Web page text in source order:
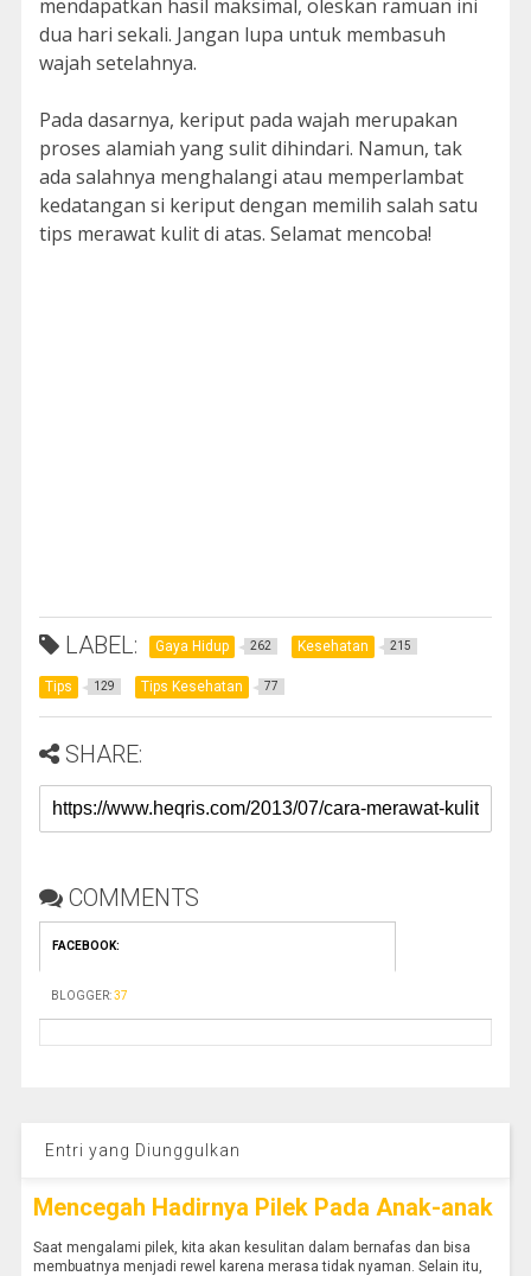
mendapatkan hasil maksimal, oleskan ramuan ini
dua hari sekali. Jangan lupa untuk membasuh
wajah setelahnya.
Pada dasarnya, keriput pada wajah merupakan
proses alamiah yang sulit dihindari. Namun, tak
ada salahnya menghalangi atau memperlambat
kedatangan si keriput dengan memilih salah satu
tips merawat kulit di atas. Selamat mencoba!
LABEL: Gaya Hidup 262 Kesehatan 215
Tips 129 Tips Kesehatan 77
SHARE:
COMMENTS
FACEBOOK:
BLOGGER:37
Entri yang Diunggulkan
Mencegah Hadirnya Pilek Pada Anak-anak
Saat mengalami pilek, kita akan kesulitan dalam bernafas dan bisa
membuatnya menjadi rewel karena merasa tidak nyaman. Selain itu,